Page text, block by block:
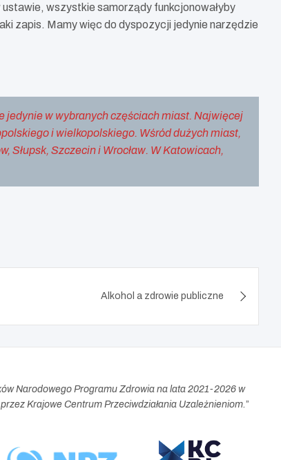
wszystkie samorządy funkcjonowałyby
zapis. Mamy więc do dyspozycji jedynie narzędzie
jedynie w wybranych częściach miast. Najwięcej
i wielkopolskiego. Wśród dużych miast,
Słupsk, Szczecin i Wrocław. W Katowicach,
Alkohol a zdrowie publiczne
Narodowego Programu Zdrowia na lata 2021-2026 w
Krajowe Centrum Przeciwdziałania Uzależnieniom. ”